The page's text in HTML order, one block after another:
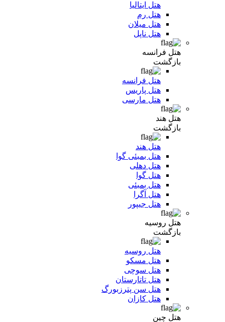
هتل ایتالیا
هتل رم
هتل میلان
هتل ناپل
هتل فرانسه
بازگشت
هتل فرانسه
هتل پاریس
هتل مارسی
هتل هند
بازگشت
هتل هند
هتل بمبئی گوا
هتل دهلی
هتل گوا
هتل بمبئی
هتل آگرا
هتل جیپور
هتل روسیه
بازگشت
هتل روسیه
هتل مسکو
هتل سوچی
هتل تاتارستان
هتل سن پترزبورگ
هتل کازان
هتل چین